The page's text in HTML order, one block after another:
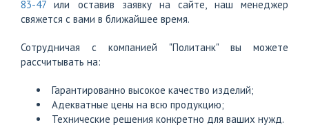
83-47 или оставив заявку на сайте, наш менеджер
свяжется с вами в ближайшее время.
Сотрудничая с компанией "Политанк" вы можете
рассчитывать на:
Гарантированно высокое качество изделий;
Адекватные цены на всю продукцию;
Технические решения конкретно для ваших нужд.